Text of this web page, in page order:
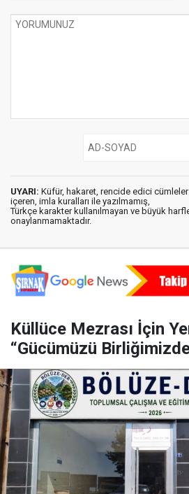
UYARI: Küfür, hakaret, rencide edici cümleler
içeren, imla kuralları ile yazılmamış,
Türkçe karakter kullanılmayan ve büyük
onaylanmamaktadır.
Küllüce Mezrası İçin
“Gücümüzü